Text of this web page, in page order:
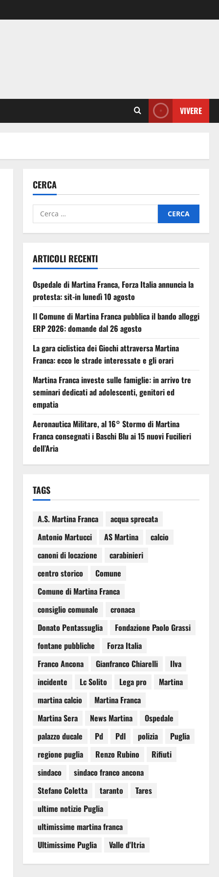
VIVERE
CERCA
ARTICOLI RECENTI
Ospedale di Martina Franca, Forza Italia annuncia la
protesta: sit-in lunedì 10 agosto
Il Comune di Martina Franca pubblica il bando alloggi
ERP 2026: domande dal 26 agosto
La gara ciclistica dei Giochi attraversa Martina
Franca: ecco le strade interessate e gli orari
Martina Franca investe sulle famiglie: in arrivo tre
seminari dedicati ad adolescenti, genitori ed
empatia
Aeronautica Militare, al 16° Stormo di Martina
Franca consegnati i Baschi Blu ai 15 nuovi Fucilieri
dell’Aria
TAGS
A.S. Martina Franca
acqua sprecata
Antonio Martucci
AS Martina
calcio
canoni di locazione
carabinieri
centro storico
Comune
Comune di Martina Franca
consiglio comunale
cronaca
Donato Pentassuglia
Fondazione Paolo Grassi
fontane pubbliche
Forza Italia
Franco Ancona
Gianfranco Chiarelli
Ilva
incidente
Lc Solito Lega pro
Martina
martina calcio
Martina Franca
Martina Sera
News Martina
Ospedale
palazzo ducale
Pd Pdl polizia
Puglia
regione puglia
Renzo Rubino
Rifiuti
sindaco
sindaco franco ancona
Stefano Coletta
taranto
Tares
ultime notizie Puglia
ultimissime martina franca
Ultimissime Puglia
Valle d'Itria